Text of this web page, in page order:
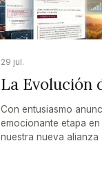
29 jul.
La Evolución
Con entusiasmo
emocionante etapa
nuestra nueva alianza